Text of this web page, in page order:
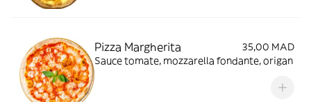
Pizza Margherita
35,00 MAD
Sauce tomate, mozzarella fondante, origan